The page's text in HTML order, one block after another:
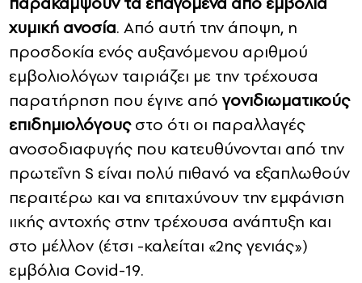
χυμική ανοσία. Από αυτή την άποψη, η
προσδοκία ενός αυξανόμενου αριθμού
εμβολιολόγων ταιριάζει με την τρέχουσα
παρατήρηση που έγινε από γονιδιωματικούς
επιδημιολόγουςστο ότι οι παραλλαγές
ανοσοδιαφυγής που κατευθύνονται από την
πρωτεΐνη S είναι πολύ πιθανό να εξαπλωθούν
περαιτέρω και να επιταχύνουν την εμφάνιση
ιικής αντοχής στην τρέχουσα ανάπτυξη και
στο μέλλον (έτσι -καλείται «2ης γενιάς»)
εμβόλια Covid-19.